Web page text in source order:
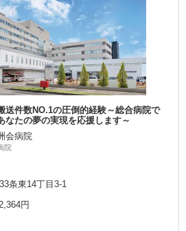
送件数NO.1の圧倒的経験～総合病院で
なたの夢の実現を応援します～
会病院
院
条東14丁目3-1
円